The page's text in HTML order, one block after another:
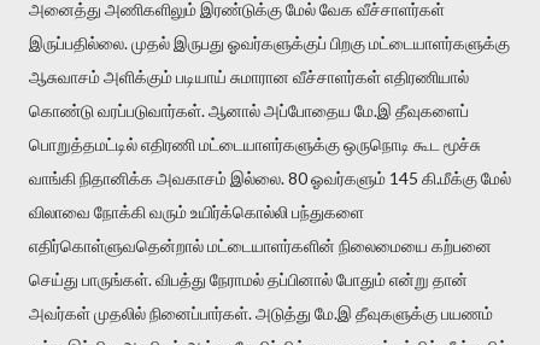
அனைத்து அணிகளிலும் இரண்டுக்கு மேல் வேக வீச்சாளர்கள்
இருப்பதில்லை. முதல் இருபது ஓவர்களுக்குப் பிறகு மட்டையாளர்களுக்கு
ஆசுவாசம் அளிக்கும் படியாய் சுமாரான வீச்சாளர்கள் எதிரணியால்
கொண்டு வரப்படுவார்கள். ஆனால் அப்போதைய மே.இ தீவுகளைப்
பொறுத்தமட்டில் எதிரணி மட்டையாளர்களுக்கு ஒருநொடி கூட மூச்சு
வாங்கி நிதானிக்க அவகாசம் இல்லை. 80 ஓவர்களும் 145 கி.மீக்கு மேல்
விலாவை நோக்கி வரும் உயிர்க்கொல்லி பந்துகளை
எதிர்கொள்ளுவதென்றால் மட்டையாளர்களின் நிலைமையை கற்பனை
செய்து பாருங்கள். விபத்து நேராமல் தப்பினால் போதும் என்று தான்
அவர்கள் முதலில் நினைப்பார்கள். அடுத்து மே.இ தீவுகளுக்கு பயணம்